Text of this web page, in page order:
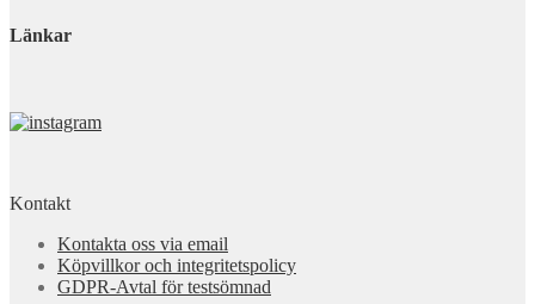
Länkar
Kontakt
Kontakta oss via email
Köpvillkor och integritetspolicy
GDPR-Avtal för testsömnad